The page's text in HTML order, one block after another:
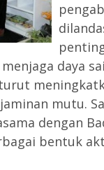
daya
mutu.
dengan
bentuk